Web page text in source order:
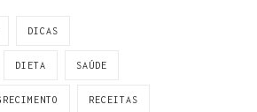
DICAS
DIETA SAÚDE
RECEITAS